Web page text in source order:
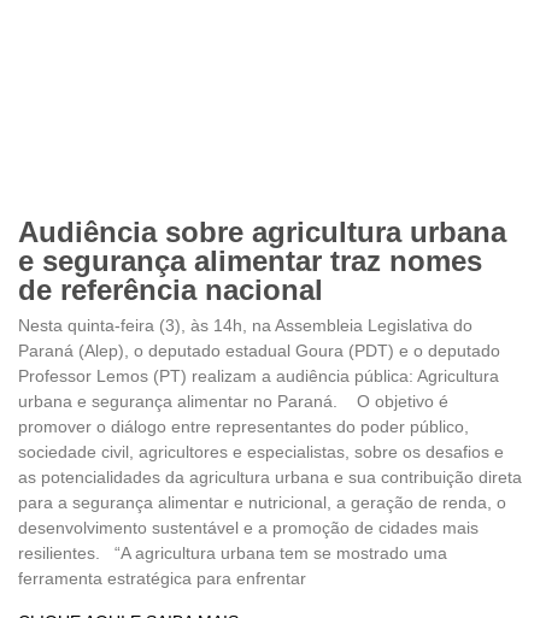
Audiência sobre agricultura urbana
e segurança alimentar traz nomes
de referência nacional
Nesta quinta-feira (3), às 14h, na Assembleia Legislativa do
Paraná (Alep), o deputado estadual Goura (PDT) e o deputado
Professor Lemos (PT) realizam a audiência pública: Agricultura
urbana e segurança alimentar no Paraná. O objetivo é
promover o diálogo entre representantes do poder público,
sociedade civil, agricultores e especialistas, sobre os desafios e
as potencialidades da agricultura urbana e sua contribuição direta
para a segurança alimentar e nutricional, a geração de renda, o
desenvolvimento sustentável e a promoção de cidades mais
resilientes. “A agricultura urbana tem se mostrado uma
ferramenta estratégica para enfrentar